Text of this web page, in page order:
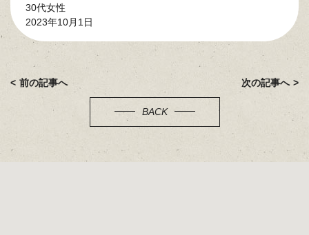
30代女性
2023年10月1日
前の記事へ
BACK
次の記事へ